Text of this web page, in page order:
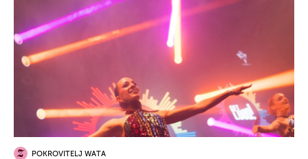
POKROVITELJ WATA